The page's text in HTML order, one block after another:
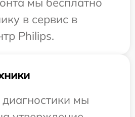
в сервис в
Philips.
мы